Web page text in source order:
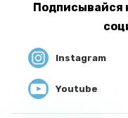
Подписывайся
Instagram
Youtube